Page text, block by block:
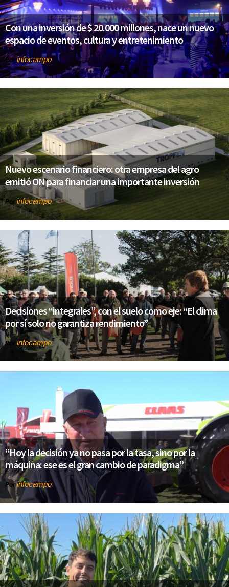
Con una inversión de $ 20.000 millones, nace un nuevo
espacio de eventos, cultura y entretenimiento
Porinfocampo
Nuevo escenario financiero: otra empresa del agro
emitió ON para financiar una importante inversión
Por infocampo
Decisiones “integrales”, con el suelo como eje: “El clima
por sí solo no garantiza rendimiento”
Por infocampo
“Hoy la decisión ya no pasa por la tasa, sino por la
máquina: ese es el gran cambio de paradigma”
Porinfocampo